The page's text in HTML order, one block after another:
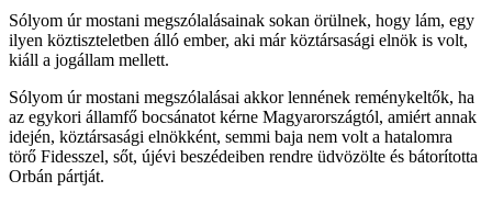
Sólyom úr mostani megszólalásainak sokan örülnek, hogy lám, egy
ilyen köztiszteletben álló ember, aki már köztársasági elnök is volt,
kiáll a jogállam mellett.
Sólyom úr mostani megszólalásai akkor lennének reménykeltők, ha
az egykori államfő bocsánatot kérne Magyarországtól, amiért annak
idején, köztársasági elnökként, semmi baja nem volt a hatalomra
törő Fidesszel, sőt, újévi beszédeiben rendre üdvözölte és bátorította
Orbán pártját.